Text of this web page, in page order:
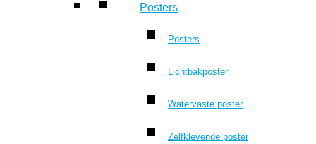
Posters
Posters
Lichtbakposter
Watervaste poster
Zelfklevende poster